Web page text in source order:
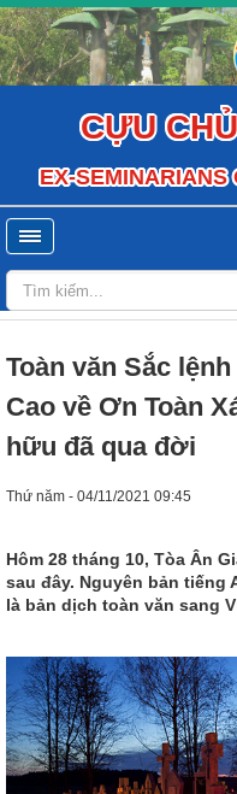
CỰU
EX-SEMINARIANS
Toàn văn Sắc
Cao về Ơn Toàn
hữu đã qua đời
Thứ năm - 04/11/2021 09:45
Hôm 28 tháng 10, Tòa Ân
sau đây. Nguyên bản tiếng
là bản dịch toàn văn sang